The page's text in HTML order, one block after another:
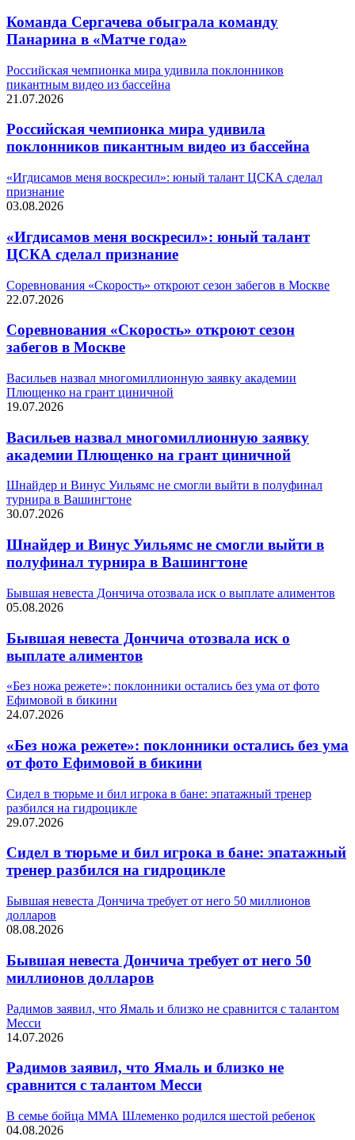
Команда Сергачева обыграла команду
Панарина в «Матче года»
Российская чемпионка мира удивила поклонников
пикантным видео из бассейна
21.07.2026
Российская чемпионка мира удивила
поклонников пикантным видео из бассейна
«Игдисамов меня воскресил»: юный талант ЦСКА сделал
признание
03.08.2026
«Игдисамов меня воскресил»: юный талант
ЦСКА сделал признание
Соревнования «Скорость» откроют сезон забегов в Москве
22.07.2026
Соревнования «Скорость» откроют сезон
забегов в Москве
Васильев назвал многомиллионную заявку академии
Плющенко на грант циничной
19.07.2026
Васильев назвал многомиллионную заявку
академии Плющенко на грант циничной
Шнайдер и Винус Уильямс не смогли выйти в полуфинал
турнира в Вашингтоне
30.07.2026
Шнайдер и Винус Уильямс не смогли выйти в
полуфинал турнира в Вашингтоне
Бывшая невеста Дончича отозвала иск о выплате алиментов
05.08.2026
Бывшая невеста Дончича отозвала иск о
выплате алиментов
«Без ножа режете»: поклонники остались без ума от фото
Ефимовой в бикини
24.07.2026
«Без ножа режете»: поклонники остались без ума
от фото Ефимовой в бикини
Сидел в тюрьме и бил игрока в бане: эпатажный тренер
разбился на гидроцикле
29.07.2026
Сидел в тюрьме и бил игрока в бане: эпатажный
тренер разбился на гидроцикле
Бывшая невеста Дончича требует от него 50 миллионов
долларов
08.08.2026
Бывшая невеста Дончича требует от него 50
миллионов долларов
Радимов заявил, что Ямаль и близко не сравнится с талантом
Месси
14.07.2026
Радимов заявил, что Ямаль и близко не
сравнится с талантом Месси
В семье бойца ММА Шлеменко родился шестой ребенок
04.08.2026